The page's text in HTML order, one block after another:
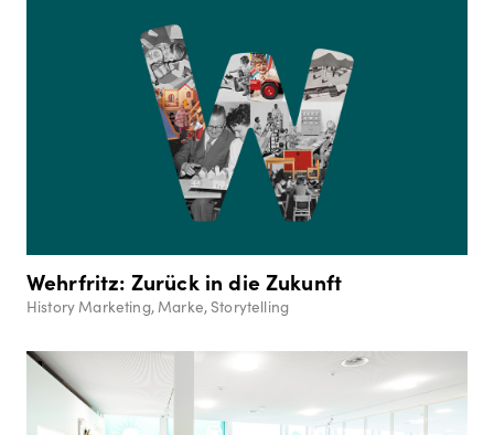
Wehrfritz: Zurück in die Zukunft
History Marketing, Marke, Storytelling